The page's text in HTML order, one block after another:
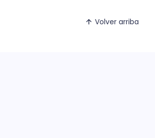
Volver arriba